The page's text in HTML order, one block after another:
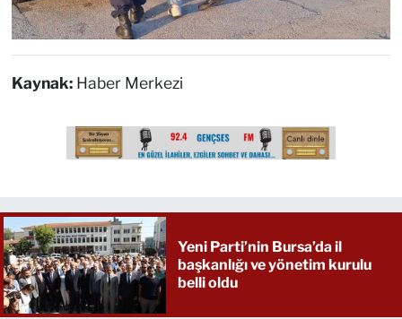
Kaynak: Haber Merkezi
Yeni Parti’nin Bursa’da il
başkanlığı ve yönetim kurulu
belli oldu